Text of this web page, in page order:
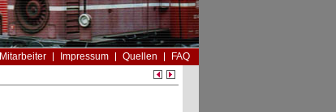
Mitarbeiter Impressum Quellen
FAQ